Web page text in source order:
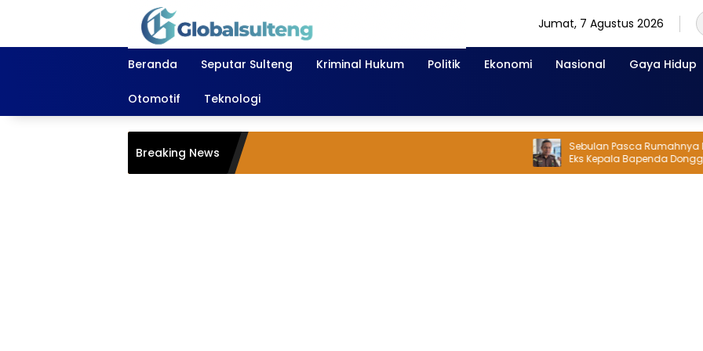
Jumat, 7 Agustus 2026
Beranda Seputar Sulteng Kriminal Hukum Politik Ekonomi Nasional Gaya Hidup
Otomotif Teknologi
Breaking News
Sebulan Pasca Rumahnya
Eks Kepala Bapenda Donggala
Tersangka Dugaan Korupsi